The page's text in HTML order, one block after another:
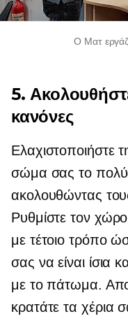
Ο Ματ
5.
κανόνες
Ελαχιστοποιήστε
σώμα σας το
ακολουθώντας
Ρυθμίστε τον
με τέτοιο τρόπο
σας να είναι ίσια
με το πάτωμα.
κρατάτε τα χέρια